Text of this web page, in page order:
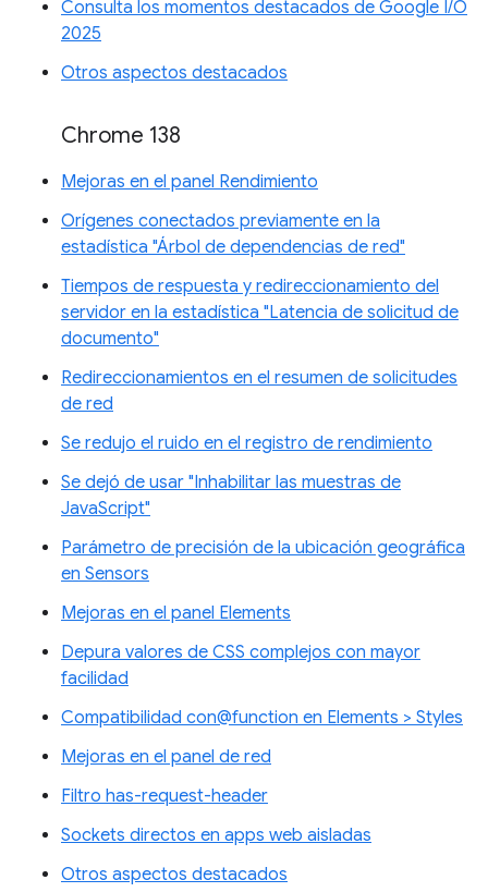
Consulta los momentos destacados de Google I/O
2025
Otros aspectos destacados
Chrome 138
Mejoras en el panel Rendimiento
Orígenes conectados previamente en la
estadística "Árbol de dependencias de red"
Tiempos de respuesta y redireccionamiento del
servidor en la estadística "Latencia de solicitud de
documento"
Redireccionamientos en el resumen de solicitudes
de red
Se redujo el ruido en el registro de rendimiento
Se dejó de usar "Inhabilitar las muestras de
JavaScript"
Parámetro de precisión de la ubicación geográfica
en Sensors
Mejoras en el panel Elements
Depura valores de CSS complejos con mayor
facilidad
Compatibilidad con@function en Elements > Styles
Mejoras en el panel de red
Filtro has-request-header
Sockets directos en apps web aisladas
Otros aspectos destacados